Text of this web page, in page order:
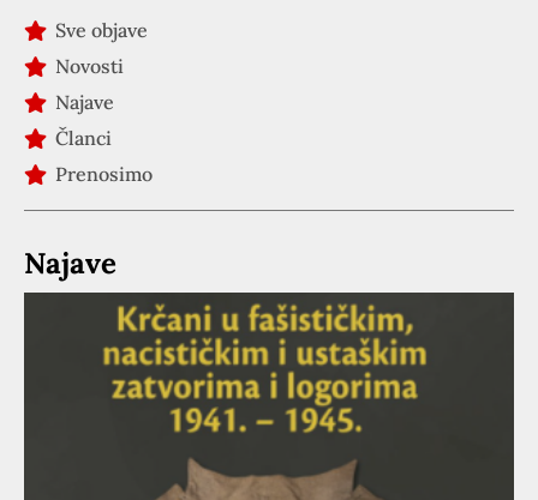
Sve objave
Novosti
Najave
Članci
Prenosimo
Najave